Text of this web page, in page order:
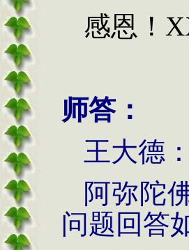
感恩！
师答：
王大德：
阿弥陀
问题回答